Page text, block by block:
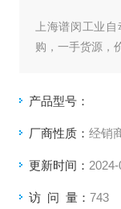
上海谱闵工业
购，一手货源，
客户惠的价格
品
产品型号：
厂商性质： 经销
更新时间：
访 问 量： 743